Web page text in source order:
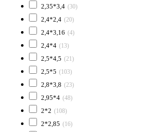
2,35*3,4 (30)
2,4*2,4 (20)
2,4*3,16 (4)
2,4*4 (13)
2,5*4,5 (21)
2,5*5 (103)
2,8*3,8 (23)
2,95*4 (48)
2*2 (108)
2*2,85 (16)